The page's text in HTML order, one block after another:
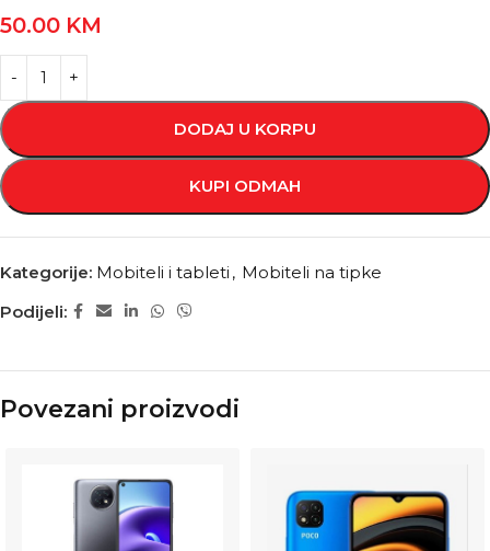
50.00 KM
DODAJ U KORPU
KUPI ODMAH
Kategorije: Mobiteli i tableti , Mobiteli na tipke
Podijeli:
Povezani proizvodi